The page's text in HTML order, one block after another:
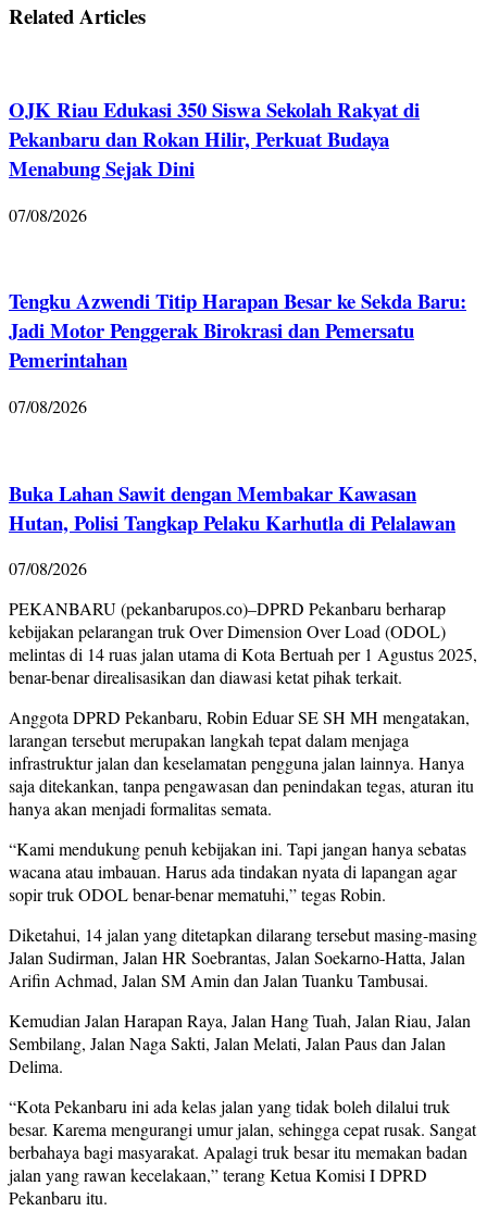
Related Articles
OJK Riau Edukasi 350 Siswa Sekolah Rakyat di
Pekanbaru dan Rokan Hilir, Perkuat Budaya
Menabung Sejak Dini
07/08/2026
Tengku Azwendi Titip Harapan Besar ke Sekda Baru:
Jadi Motor Penggerak Birokrasi dan Pemersatu
Pemerintahan
07/08/2026
Buka Lahan Sawit dengan Membakar Kawasan
Hutan, Polisi Tangkap Pelaku Karhutla di Pelalawan
07/08/2026
PEKANBARU (pekanbarupos.co)–DPRD Pekanbaru berharap
kebijakan pelarangan truk Over Dimension Over Load (ODOL)
melintas di 14 ruas jalan utama di Kota Bertuah per 1 Agustus 2025,
benar-benar direalisasikan dan diawasi ketat pihak terkait.
Anggota DPRD Pekanbaru, Robin Eduar SE SH MH mengatakan,
larangan tersebut merupakan langkah tepat dalam menjaga
infrastruktur jalan dan keselamatan pengguna jalan lainnya. Hanya
saja ditekankan, tanpa pengawasan dan penindakan tegas, aturan itu
hanya akan menjadi formalitas semata.
“Kami mendukung penuh kebijakan ini. Tapi jangan hanya sebatas
wacana atau imbauan. Harus ada tindakan nyata di lapangan agar
sopir truk ODOL benar-benar mematuhi,” tegas Robin.
Diketahui, 14 jalan yang ditetapkan dilarang tersebut masing-masing
Jalan Sudirman, Jalan HR Soebrantas, Jalan Soekarno-Hatta, Jalan
Arifin Achmad, Jalan SM Amin dan Jalan Tuanku Tambusai.
Kemudian Jalan Harapan Raya, Jalan Hang Tuah, Jalan Riau, Jalan
Sembilang, Jalan Naga Sakti, Jalan Melati, Jalan Paus dan Jalan
Delima.
“Kota Pekanbaru ini ada kelas jalan yang tidak boleh dilalui truk
besar. Karema mengurangi umur jalan, sehingga cepat rusak. Sangat
berbahaya bagi masyarakat. Apalagi truk besar itu memakan badan
jalan yang rawan kecelakaan,” terang Ketua Komisi I DPRD
Pekanbaru itu.